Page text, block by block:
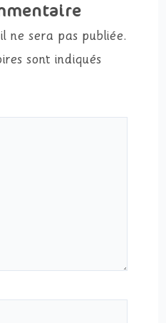
ne sera pas publiée.
sont indiqués